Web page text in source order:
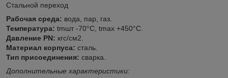
Стальной переход
Рабочая среда: вода, пар, газ.
Температура: tmшт -70°С, tmax +450°С.
Давление PN: кгс/см2.
Материал корпуса: сталь.
Тип присоединения: сварка.
Дополнительные характеристики: